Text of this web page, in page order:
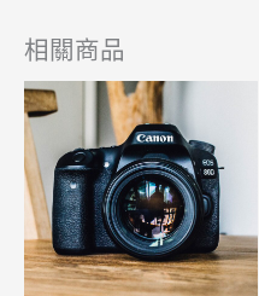
相關商品